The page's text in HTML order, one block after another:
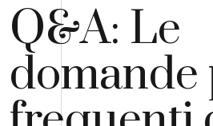
Q&A: Le
domande